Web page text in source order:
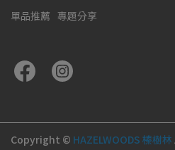
單品推薦 專題分享
Copyright © HAZELWOODS 榛樹林